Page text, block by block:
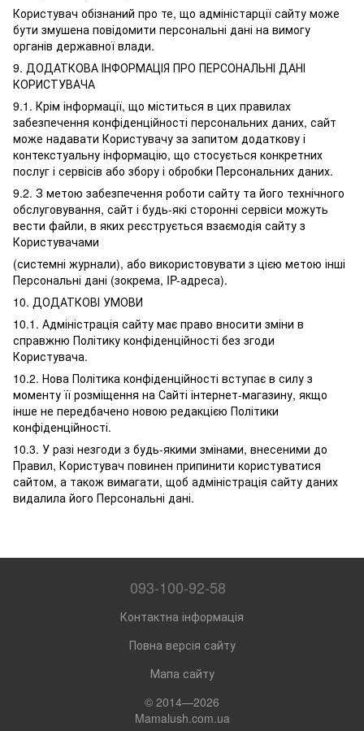
Користувач обізнаний про те, що адміністарції сайту може
бути змушена повідомити персональні дані на вимогу
органів державної влади.
9. ДОДАТКОВА ІНФОРМАЦІЯ ПРО ПЕРСОНАЛЬНІ ДАНІ
КОРИСТУВАЧА
9.1. Крім інформації, що міститься в цих правилах
забезпечення конфіденційності персональних даних, сайт
може надавати Користувачу за запитом додаткову і
контекстуальну інформацію, що стосується конкретних
послуг і сервісів або збору і обробки Персональних даних.
9.2. З метою забезпечення роботи сайту та його технічного
обслуговування, сайт і будь-які сторонні сервіси можуть
вести файли, в яких реєструється взаємодія сайту з
Користувачами
(системні журнали), або використовувати з цією метою інші
Персональні дані (зокрема, IP-адреса).
10. ДОДАТКОВІ УМОВИ
10.1. Адміністрація сайту має право вносити зміни в
справжню Політику конфіденційності без згоди
Користувача.
10.2. Нова Політика конфіденційності вступає в силу з
моменту її розміщення на Сайті інтернет-магазину, якщо
інше не передбачено новою редакцією Політики
конфіденційності.
10.3. У разі незгоди з будь-якими змінами, внесеними до
Правил, Користувач повинен припинити користуватися
сайтом, а також вимагати, щоб адміністрація сайту даних
видалила його Персональні дані.
093-100-92-58
Контактна інформація
Повна версія сайту
Мапа сайту
© 2014—2026
Mamalush.com.ua